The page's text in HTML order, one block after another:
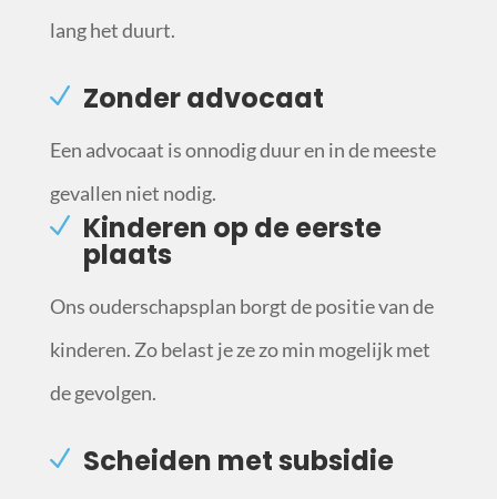
lang het duurt.
Zonder advocaat
Een advocaat is onnodig duur en in de meeste
gevallen niet nodig.
Kinderen op de eerste
plaats
Ons ouderschapsplan borgt de positie van de
kinderen. Zo belast je ze zo min mogelijk met
de gevolgen.
Scheiden met subsidie